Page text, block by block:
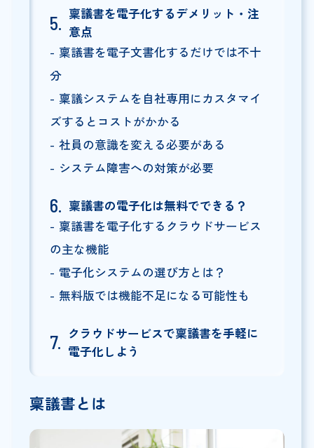
稟議書を電子化するデメリット・注
意点
稟議書を電子文書化するだけでは不十
分
稟議システムを自社専用にカスタマイ
ズするとコストがかかる
社員の意識を変える必要がある
システム障害への対策が必要
稟議書の電子化は無料でできる？
稟議書を電子化するクラウドサービス
の主な機能
電子化システムの選び方とは？
無料版では機能不足になる可能性も
クラウドサービスで稟議書を手軽に
電子化しよう
稟議書とは